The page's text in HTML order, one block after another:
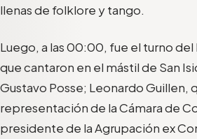
llenas de folklore y tango.
Luego, a las 00:00, fue el turno
que cantaron en el mástil de San
Gustavo Posse; Leonardo Guillen,
representación de la Cámara de
presidente de la Agrupación ex